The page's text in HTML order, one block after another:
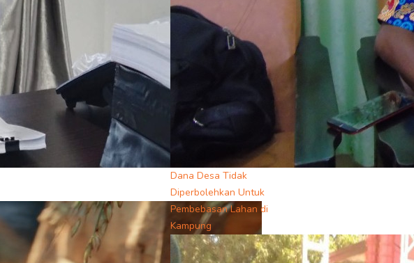
Dana Desa Tidak
Diperbolehkan Untuk
Pembebasan Lahan di
Kampung